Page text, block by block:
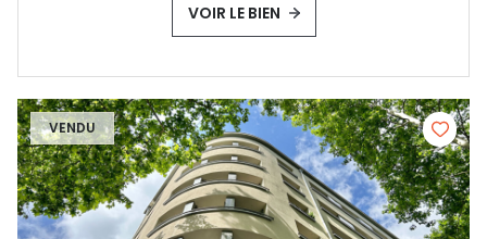
VOIR LE BIEN
VENDU